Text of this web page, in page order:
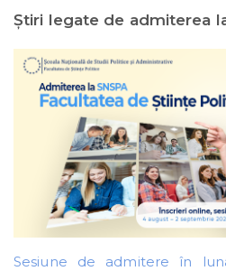
Ştiri legate de admiterea
Sesiune de admitere în